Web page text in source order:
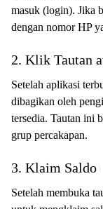
masuk (login). Jika
dengan nomor HP
2. Klik Tautan
Setelah aplikasi
dibagikan oleh
tersedia. Tautan ini
grup percakapan.
3. Klaim Saldo
Setelah membuka